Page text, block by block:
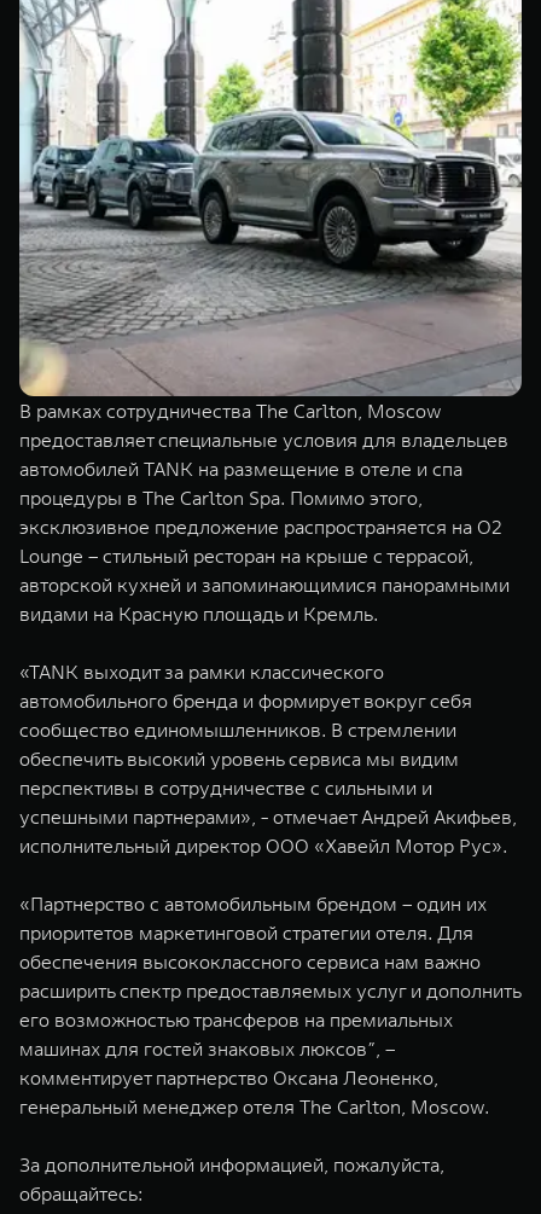
В рамках сотрудничества The Carlton, Moscow
предоставляет специальные условия для владельцев
автомобилей TANK на размещение в отеле и спа
процедуры в The Carlton Spa. Помимо этого,
эксклюзивное предложение распространяется на О2
Lounge – стильный ресторан на крыше с террасой,
авторской кухней и запоминающимися панорамными
видами на Красную площадь и Кремль.
«TANK выходит за рамки классического
автомобильного бренда и формирует вокруг себя
сообщество единомышленников. В стремлении
обеспечить высокий уровень сервиса мы видим
перспективы в сотрудничестве с сильными и
успешными партнерами», - отмечает Андрей Акифьев,
исполнительный директор ООО «Хавейл Мотор Рус».
«Партнерство с автомобильным брендом – один их
приоритетов маркетинговой стратегии отеля. Для
обеспечения высококлассного сервиса нам важно
расширить спектр предоставляемых услуг и дополнить
его возможностью трансферов на премиальных
машинах для гостей знаковых люксов”, –
комментирует партнерство Оксана Леоненко,
генеральный менеджер отеля The Carlton, Moscow.
За дополнительной информацией, пожалуйста,
обращайтесь: